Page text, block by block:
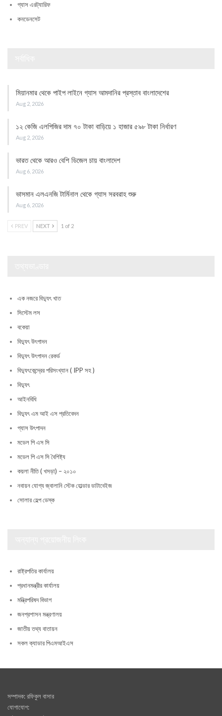
গ্যাস এরট্যারিফ
কনডেনসেট
মিয়ানমার থেকে পাইপ লাইনে গ্যাস আমদানির প্রস্তাব বাংলাদেশের
Aug 2, 2026
১২ কেজি এলপিজির দাম ৭০ টাকা বাড়িয়ে ১ হাজার ৫৯৮ টাকা নির্ধারণ
Aug 2, 2026
ভারত থেকে আরও বেশি ডিজেল চায় বাংলাদেশ
Aug 6, 2026
ভাসমান এলএনজি টার্মিনাল থেকে গ্যাস সরবরাহ শুরু
Aug 6, 2026
PREV NEXT 1 of 2
এক নজরে বিদ্যুৎ খাত
সিস্টেম লস
বকেয়া
বিদ্যুৎ উৎপাদন
বিদ্যুৎ উৎপাদন রেকর্ড
বিদ্যুৎকেন্দ্রের পরিসংখ্যান ( IPP সহ )
বিদ্যুৎ
আইনবিধি
বিদ্যুৎ এম আই এস প্রতিবেদন
গ্যাস উৎপাদন
মডেল পি এস সি
মডেল পি এস সি বৈশিষ্ট্য
কয়লা নীতি ( খসড়া) – ২০১০
নবায়ন যোগ্য জ্বালানি স্টেক হোল্ডার ডাটাবেইজ
সোলার হেল্প ডেস্ক
রাষ্ট্রপতির কার্যালয়
প্রধানমন্ত্রীর কার্যালয়
মন্ত্রিপরিষদ বিভাগ
জনপ্রশাসন মন্ত্রণালয়
জাতীয় তথ্য বাতায়ন
সকল ক্যাডার পিএমআইএস
সম্পাদক: রফিকুল বাসার
যোগাযোগ: